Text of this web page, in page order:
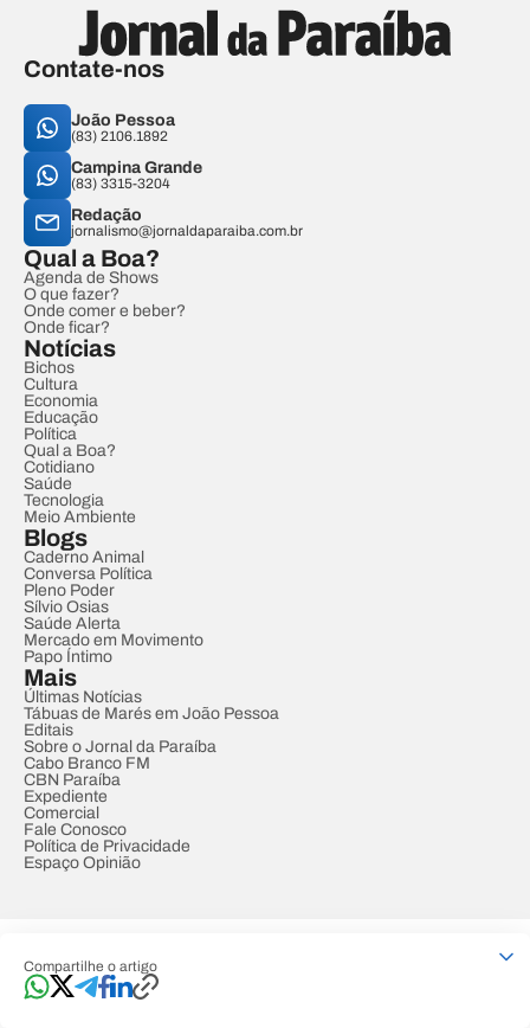
Compartilhe o artigo
Contate-nos
João Pessoa
(83) 2106.1892
Campina Grande
(83) 3315-3204
Redação
jornalismo@jornaldaparaiba.com.br
Qual a Boa?
Agenda de Shows
O que fazer?
Onde comer e beber?
Onde ficar?
Notícias
Bichos
Cultura
Economia
Educação
Política
Qual a Boa?
Cotidiano
Saúde
Tecnologia
Meio Ambiente
Blogs
Caderno Animal
Conversa Política
Pleno Poder
Sílvio Osias
Saúde Alerta
Mercado em Movimento
Papo Íntimo
Mais
Últimas Notícias
Tábuas de Marés em João Pessoa
Editais
Sobre o Jornal da Paraíba
Cabo Branco FM
CBN Paraíba
Expediente
Comercial
Fale Conosco
Política de Privacidade
Espaço Opinião
Developed by Designed by